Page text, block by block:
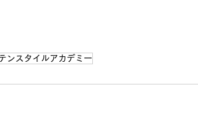
ンスタイルアカデミー